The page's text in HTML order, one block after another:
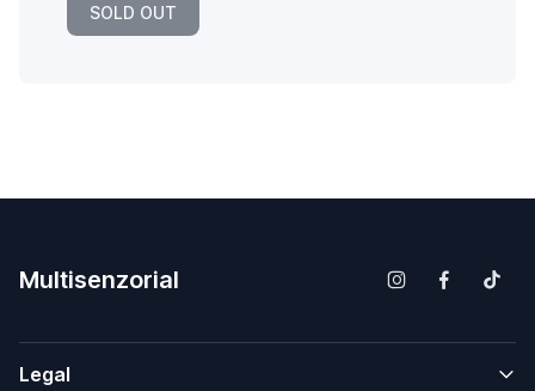
SOLD OUT
Multisenzorial
Legal